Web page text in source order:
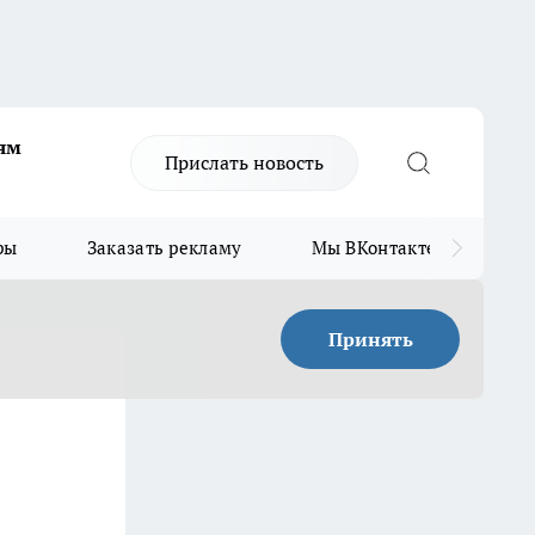
Прислать новость
Заказать рекламу Мы ВКонтакте
Принять